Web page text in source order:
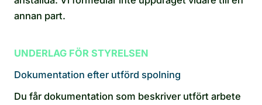
annan part.
UNDERLAG FÖR STYRELSEN
Dokumentation efter utförd spolning
Du får dokumentation som beskriver utfört arbete